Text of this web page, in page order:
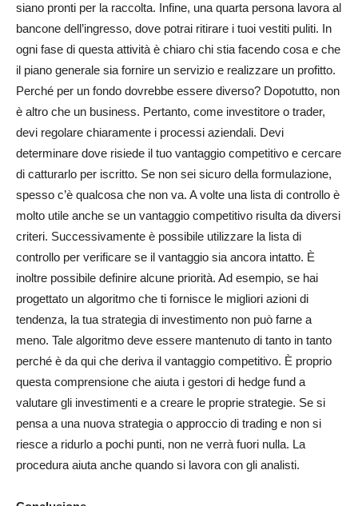
siano pronti per la raccolta. Infine, una quarta persona lavora al
bancone dell’ingresso, dove potrai ritirare i tuoi vestiti puliti. In
ogni fase di questa attività è chiaro chi stia facendo cosa e che
il piano generale sia fornire un servizio e realizzare un profitto.
Perché per un fondo dovrebbe essere diverso? Dopotutto, non
è altro che un business. Pertanto, come investitore o trader,
devi regolare chiaramente i processi aziendali. Devi
determinare dove risiede il tuo vantaggio competitivo e cercare
di catturarlo per iscritto. Se non sei sicuro della formulazione,
spesso c’è qualcosa che non va. A volte una lista di controllo è
molto utile anche se un vantaggio competitivo risulta da diversi
criteri. Successivamente è possibile utilizzare la lista di
controllo per verificare se il vantaggio sia ancora intatto. È
inoltre possibile definire alcune priorità. Ad esempio, se hai
progettato un algoritmo che ti fornisce le migliori azioni di
tendenza, la tua strategia di investimento non può farne a
meno. Tale algoritmo deve essere mantenuto di tanto in tanto
perché è da qui che deriva il vantaggio competitivo. È proprio
questa comprensione che aiuta i gestori di hedge fund a
valutare gli investimenti e a creare le proprie strategie. Se si
pensa a una nuova strategia o approccio di trading e non si
riesce a ridurlo a pochi punti, non ne verrà fuori nulla. La
procedura aiuta anche quando si lavora con gli analisti.